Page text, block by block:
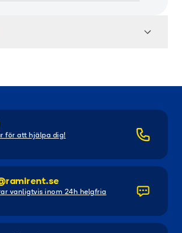
för att hjälpa dig!
vanligtvis inom 24h helgfria